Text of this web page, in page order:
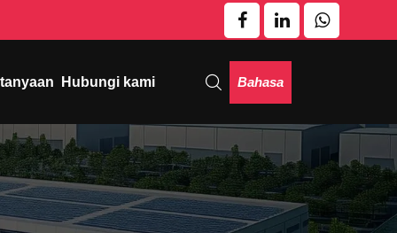
Hubungi kami Bahasa